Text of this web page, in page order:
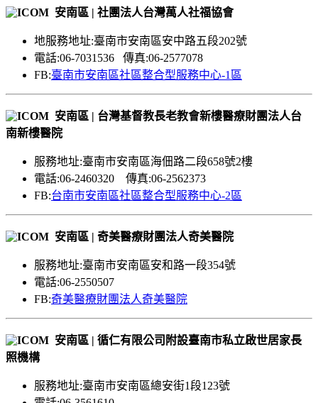
安南區 | 社團法人台灣萬人社福協會
地服務地址:臺南市安南區安中路五段202號
電話:06-7031536 傳真:06-2577078
FB:臺南市安南區社區整合型服務中心-1區
安南區 | 台灣基督教長老教會新樓醫療財團法人台
南新樓醫院
服務地址:臺南市安南區海佃路二段658號2樓
電話:06-2460320 傳真:06-2562373
FB:台南市安南區社區整合型服務中心-2區
安南區 | 奇美醫療財團法人奇美醫院
服務地址:臺南市安南區安和路一段354號
電話:06-2550507
FB:奇美醫療財團法人奇美醫院
安南區 | 循仁有限公司附設臺南市私立啟世居家長
照機構
服務地址:臺南市安南區總安街1段123號